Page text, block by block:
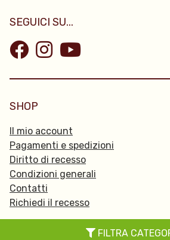
FILTRA
SEGUICI SU...
SHOP
Il mio account
Pagamenti e spedizioni
Diritto di recesso
Condizioni generali
Contatti
Richiedi il recesso